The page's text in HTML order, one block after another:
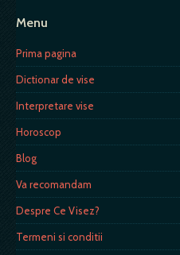
Menu
Prima pagina
Dictionar de vise
Interpretare vise
Horoscop
Blog
Va recomandam
Despre Ce Visez?
Termeni si conditii